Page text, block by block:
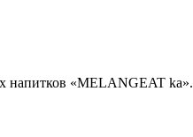
напитков «MELANGEAT ka».